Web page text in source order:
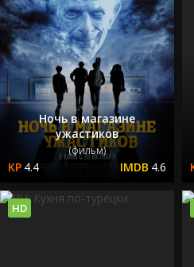
Ночь в магазине
ужастиков
(фильм)
4.4 4.6
HD